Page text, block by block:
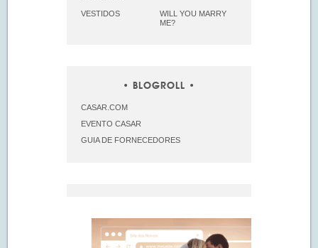
VESTIDOS
WILL YOU MARRY
ME?
BLOGROLL
CASAR.COM
EVENTO CASAR
GUIA DE FORNECEDORES